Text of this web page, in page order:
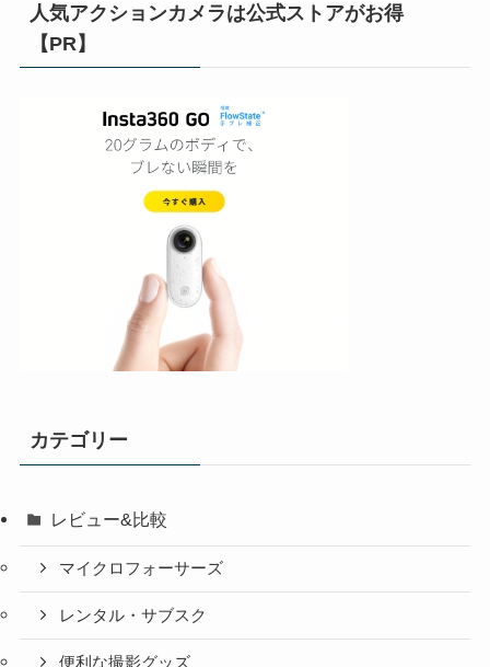
人気アクションカメラは公式ストアがお得
【PR】
カテゴリー
レビュー&比較
マイクロフォーサーズ
レンタル・サブスク
便利な撮影グッズ